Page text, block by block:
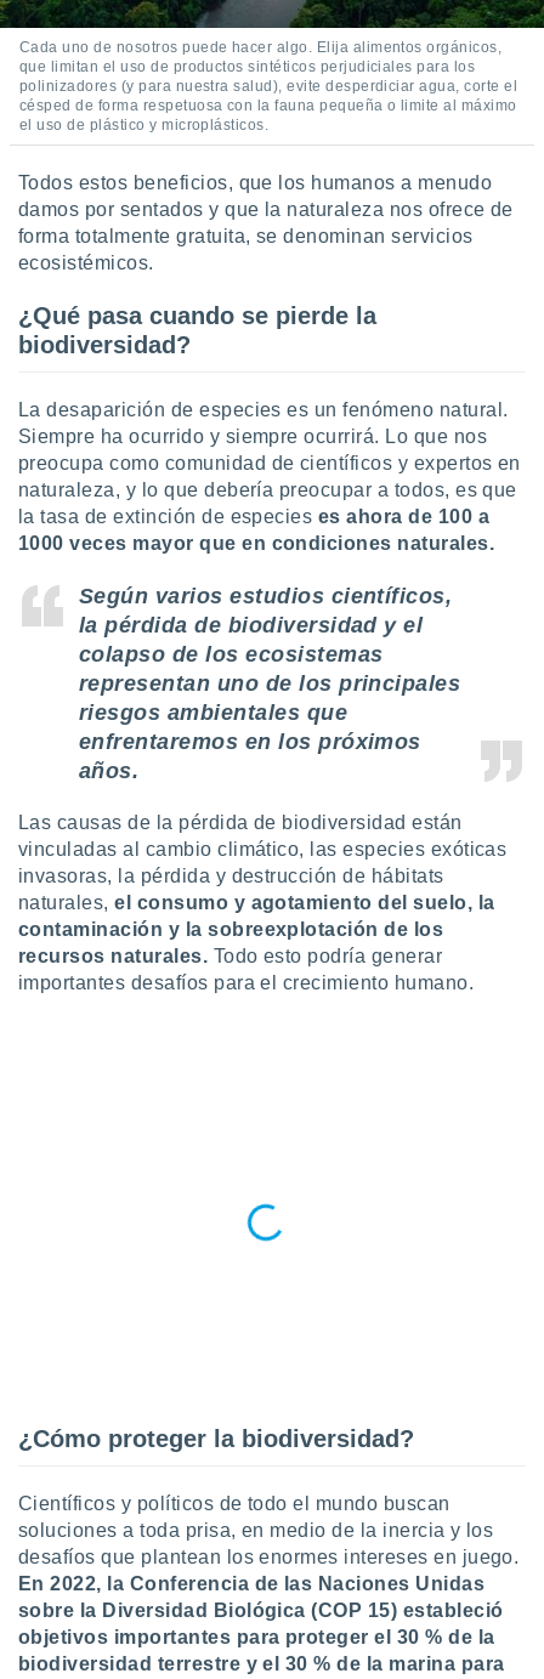
perfiles
utilizar
uso de
contenido
medir el
el
del
o a través
de
de
uso de
con el
mediante
publicidad
de
1199
Cada uno de nosotros puede hacer algo. Elija alimentos orgánicos,
que limitan el uso de productos sintéticos perjudiciales para los
polinizadores (y para nuestra salud), evite desperdiciar agua, corte el
césped de forma respetuosa con la fauna pequeña o limite al máximo
el uso de plástico y microplásticos.
Todos estos beneficios, que los humanos a menudo
damos por sentados y que la naturaleza nos ofrece de
forma totalmente gratuita, se denominan servicios
ecosistémicos.
¿Qué pasa cuando se pierde la
biodiversidad?
La desaparición de especies es un fenómeno natural.
Siempre ha ocurrido y siempre ocurrirá. Lo que nos
preocupa como comunidad de científicos y expertos en
naturaleza, y lo que debería preocupar a todos, es que
la tasa de extinción de especies es ahora de 100 a
1000 veces mayor que en condiciones naturales.
Según varios estudios científicos,
la pérdida de biodiversidad y el
colapso de los ecosistemas
representan uno de los principales
riesgos ambientales que
enfrentaremos en los próximos
años.
Las causas de la pérdida de biodiversidad están
vinculadas al cambio climático, las especies exóticas
invasoras, la pérdida y destrucción de hábitats
naturales,el consumo y agotamiento del suelo, la
contaminación y la sobreexplotación de los
recursos naturales. Todo esto podría generar
importantes desafíos para el crecimiento humano.
¿Cómo proteger la biodiversidad?
Científicos y políticos de todo el mundo buscan
soluciones a toda prisa, en medio de la inercia y los
desafíos que plantean los enormes intereses en juego.
En 2022, la Conferencia de las Naciones Unidas
sobre la Diversidad Biológica (COP 15) estableció
objetivos importantes para proteger el 30 % de la
biodiversidad terrestre y el 30 % de la marina para